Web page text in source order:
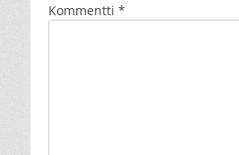
Kommentti *